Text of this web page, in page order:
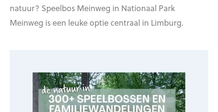
natuur? Speelbos Meinweg in Nationaal Park
Meinweg is een leuke optie centraal in Limburg.